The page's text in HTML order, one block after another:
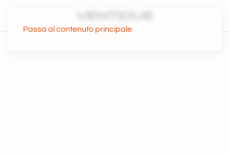
Passa al contenuto principale